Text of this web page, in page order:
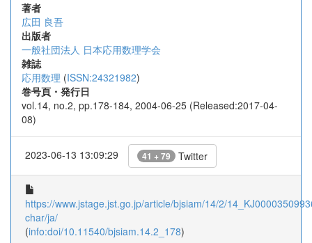
著者
広田 良吾
出版者
一般社団法人 日本応用数理学会
雑誌
応用数理 (ISSN:24321982)
巻号頁・発行日
vol.14, no.2, pp.178-184, 2004-06-25 (Released:2017-04-
08)
2023-06-13 13:09:29 41 + 79 Twitter
https://www.jstage.jst.go.jp/article/bjsiam/14/2/
char/ja/
(info:doi/10.11540/bjsiam.14.2_178)